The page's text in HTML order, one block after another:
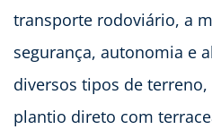
transporte rodoviário, a
segurança, autonomia e
diversos tipos de
plantio direto com